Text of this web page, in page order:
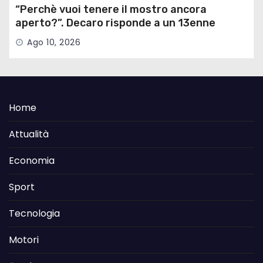
“Perchè vuoi tenere il mostro ancora
aperto?”. Decaro risponde a un 13enne
sull’ex Ilva
Ago 10, 2026
Home
Attualità
Economia
Sport
Tecnologia
Motori